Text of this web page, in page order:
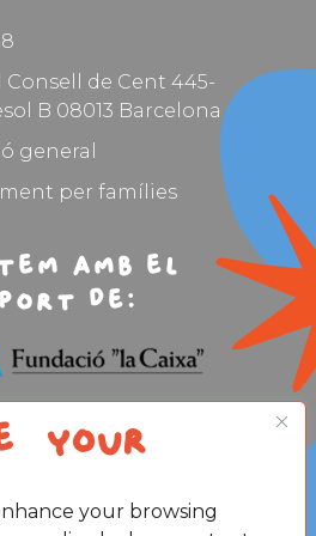
your
your browsing
Consell de Cent 445-
B 08013 Barcelona
general
per famílies
amb el
de:
legal